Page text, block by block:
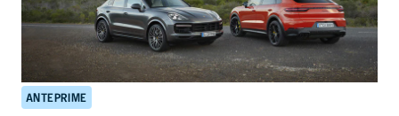
ANTEPRIME